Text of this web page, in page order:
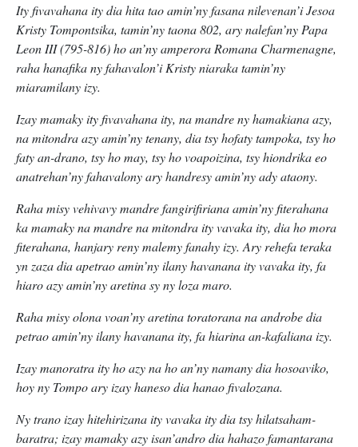
Ity fivavahana ity dia hita tao amin’ny fasana nilevenan’i Jesoa
Kristy Tompontsika, tamin’ny taona 802, ary nalefan’ny Papa
Leon III (795-816) ho an’ny amperora Romana Charmenagne,
raha hanafika ny fahavalon’i Kristy niaraka tamin’ny
miaramilany izy.
Izay mamaky ity fivavahana ity, na mandre ny hamakiana azy,
na mitondra azy amin’ny tenany, dia tsy hofaty tampoka, tsy ho
faty an-drano, tsy ho may, tsy ho voapoizina, tsy hiondrika eo
anatrehan’ny fahavalony ary handresy amin’ny ady ataony.
Raha misy vehivavy mandre fangirifiriana amin’ny fiterahana
ka mamaky na mandre na mitondra ity vavaka ity, dia ho mora
fiterahana, hanjary reny malemy fanahy izy. Ary rehefa teraka
yn zaza dia apetrao amin’ny ilany havanana ity vavaka ity, fa
hiaro azy amin’ny aretina sy ny loza maro.
Raha misy olona voan’ny aretina toratorana na androbe dia
petrao amin’ny ilany havanana ity, fa hiarina an-kafaliana izy.
Izay manoratra ity ho azy na ho an’ny namany dia hosoaviko,
hoy ny Tompo ary izay haneso dia hanao fivalozana.
Ny trano izay hitehirizana ity vavaka ity dia tsy hilatsaham-
baratra; izay mamaky azy isan’andro dia hahazo famantarana